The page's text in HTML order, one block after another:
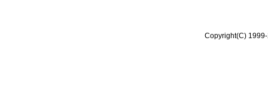
Copyright(C)